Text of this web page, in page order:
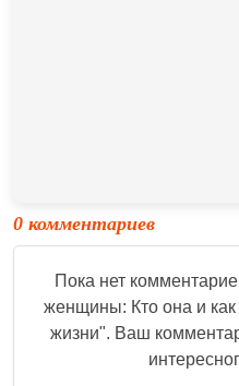
0 комментариев
Пока нет
женщины: Кто она и
жизни". Ваш